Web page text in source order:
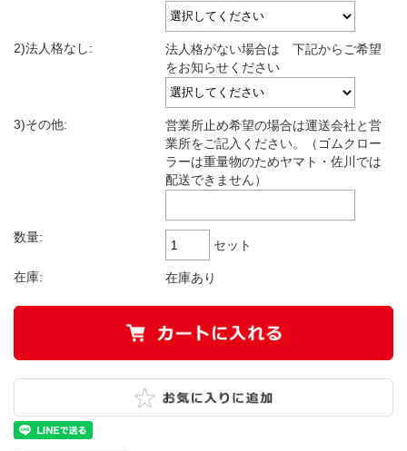
2)法人格なし:
法人格がない場合は 下記からご希望
をお知らせください
3)その他:
営業所止め希望の場合は運送会社と営
業所をご記入ください。（ゴムクロー
ラーは重量物のためヤマト・佐川では
配送できません）
数量:
セット
在庫: 在庫あり